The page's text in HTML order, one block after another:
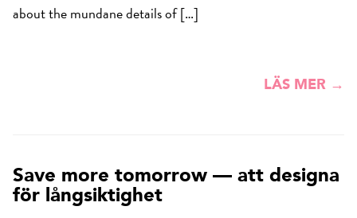
about the mundane details of […]
LÄS MER →
Save more tomorrow — att designa
för långsiktighet